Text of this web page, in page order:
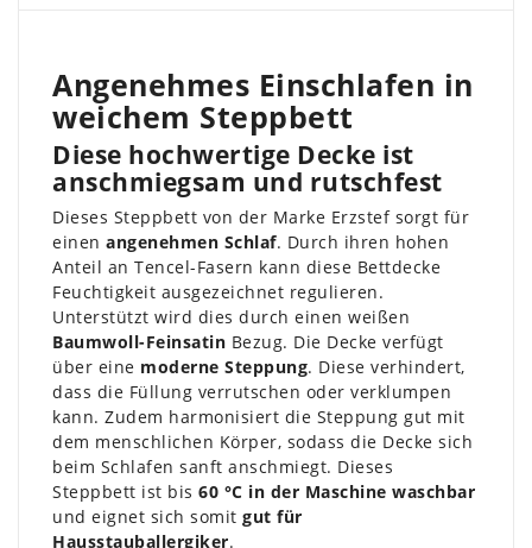
Angenehmes Einschlafen in
weichem Steppbett
Diese hochwertige Decke ist
anschmiegsam und rutschfest
Dieses Steppbett von der Marke Erzstef sorgt für
einen angenehmen Schlaf. Durch ihren hohen
Anteil an Tencel-Fasern kann diese Bettdecke
Feuchtigkeit ausgezeichnet regulieren.
Unterstützt wird dies durch einen weißen
Baumwoll-Feinsatin Bezug. Die Decke verfügt
über eine moderne Steppung. Diese verhindert,
dass die Füllung verrutschen oder verklumpen
kann. Zudem harmonisiert die Steppung gut mit
dem menschlichen Körper, sodass die Decke sich
beim Schlafen sanft anschmiegt. Dieses
Steppbett ist bis 60 °C in der Maschine waschbar
und eignet sich somit gut für
Hausstauballergiker.